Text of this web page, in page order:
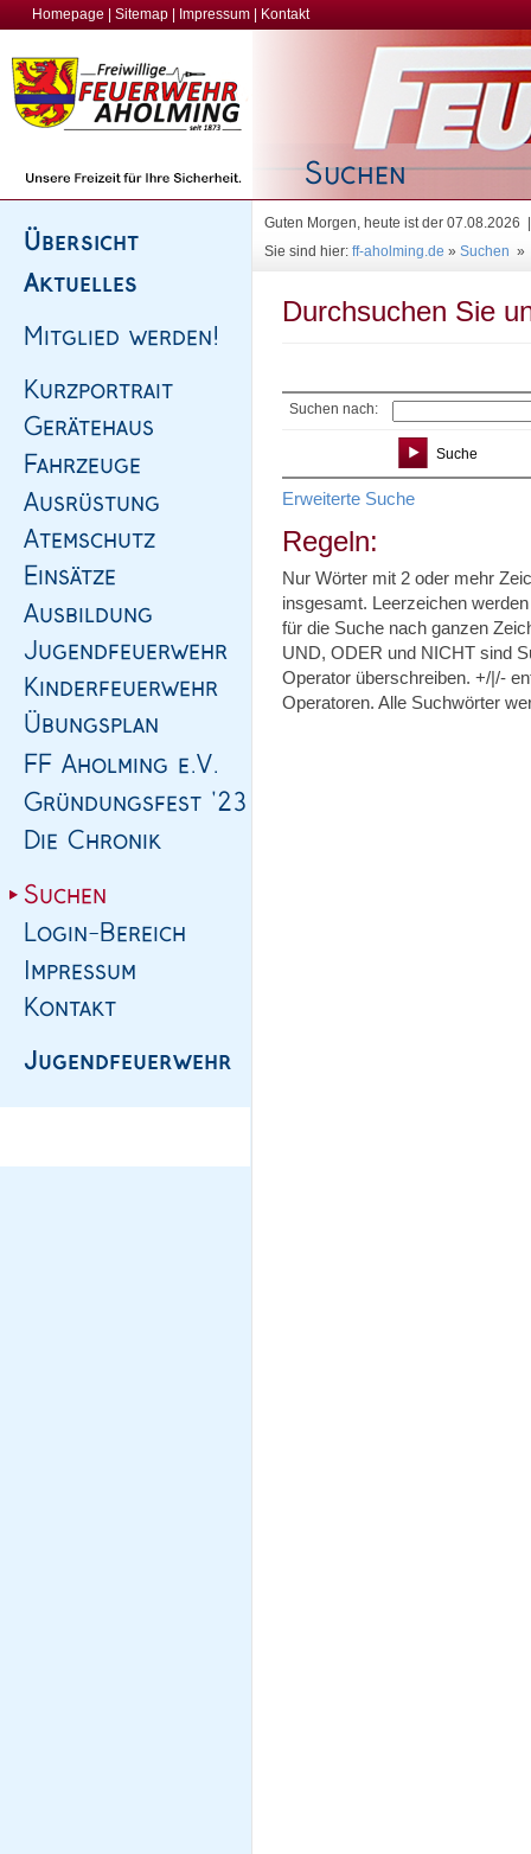
Homepage Sitemap Impressum Kontakt
Guten Morgen, heute ist der
Sie sind hier: ff-aholming.de » Suchen »
Durchsuchen Sie
Suchen nach:
Erweiterte Suche
Regeln:
Nur Wörter mit 2 oder mehr
insgesamt. Leerzeichen
für die Suche nach ganzen
UND, ODER und NICHT sind
Operator überschreiben. +/|/-
Operatoren. Alle Suchwörter